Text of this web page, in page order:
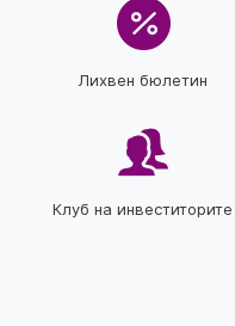
Лихвен бюлетин
Клуб на инвеститорите